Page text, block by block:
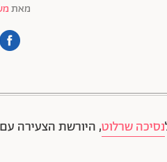
מאת
נסיכה שרלוט, היורשת הצעירה